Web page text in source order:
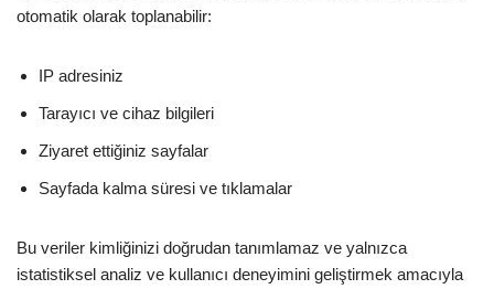
otomatik olarak toplanabilir:
IP adresiniz
Tarayıcı ve cihaz bilgileri
Ziyaret ettiğiniz sayfalar
Sayfada kalma süresi ve tıklamalar
Bu veriler kimliğinizi doğrudan tanımlamaz ve yalnızca
istatistiksel analiz ve kullanıcı deneyimini geliştirmek amacıyla